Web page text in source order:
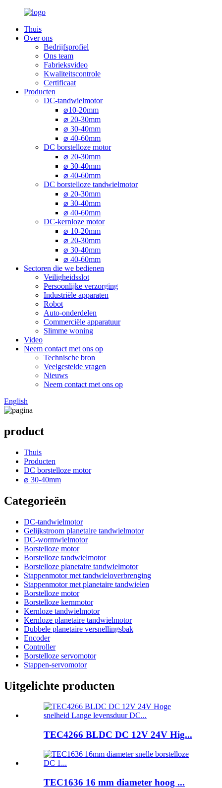
Thuis
Over ons
Bedrijfsprofiel
Ons team
Fabrieksvideo
Kwaliteitscontrole
Certificaat
Producten
DC-tandwielmotor
⌀10-20mm
⌀ 20-30mm
⌀ 30-40mm
⌀ 40-60mm
DC borstelloze motor
⌀ 20-30mm
⌀ 30-40mm
⌀ 40-60mm
DC borstelloze tandwielmotor
⌀ 20-30mm
⌀ 30-40mm
⌀ 40-60mm
DC-kernloze motor
⌀ 10-20mm
⌀ 20-30mm
⌀ 30-40mm
⌀ 40-60mm
Sectoren die we bedienen
Veiligheidsslot
Persoonlijke verzorging
Industriële apparaten
Robot
Auto-onderdelen
Commerciële apparatuur
Slimme woning
Video
Neem contact met ons op
Technische bron
Veelgestelde vragen
Nieuws
Neem contact met ons op
English
product
Thuis
Producten
DC borstelloze motor
⌀ 30-40mm
Categorieën
DC-tandwielmotor
Gelijkstroom planetaire tandwielmotor
DC-wormwielmotor
Borstelloze motor
Borstelloze tandwielmotor
Borstelloze planetaire tandwielmotor
Stappenmotor met tandwieloverbrenging
Stappenmotor met planetaire tandwielen
Borstelloze motor
Borstelloze kernmotor
Kernloze tandwielmotor
Kernloze planetaire tandwielmotor
Dubbele planetaire versnellingsbak
Encoder
Controller
Borstelloze servomotor
Stappen-servomotor
Uitgelichte producten
TEC4266 BLDC DC 12V 24V Hig...
TEC1636 16 mm diameter hoog ...